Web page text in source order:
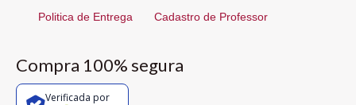
Politica de Entrega Cadastro de Professor
Compra 100% segura
Verificada por